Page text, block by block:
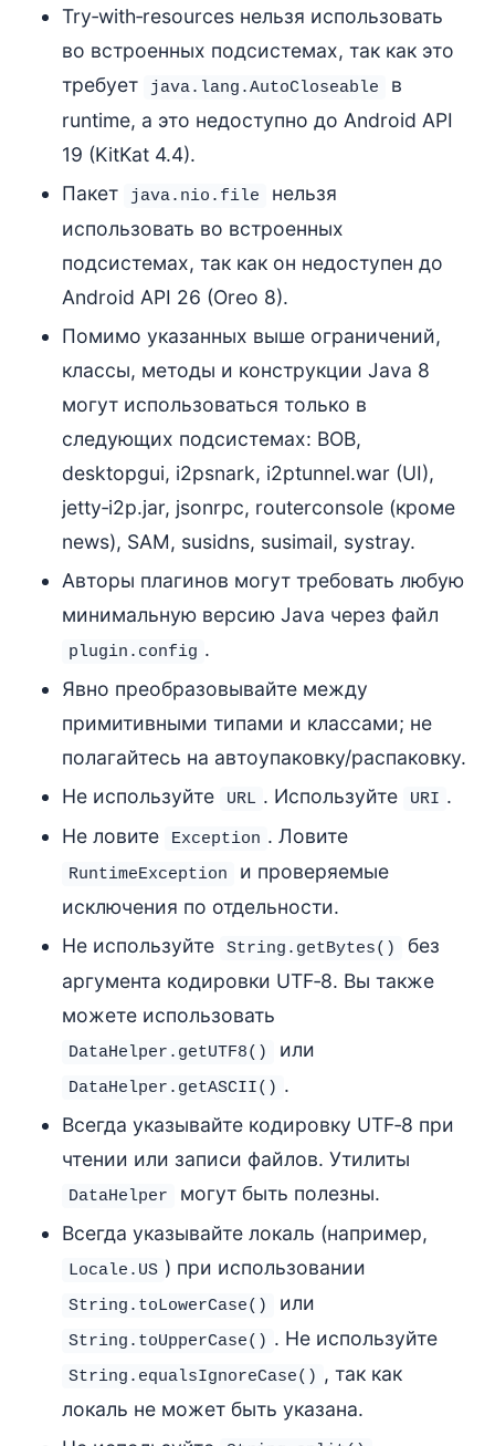
Try‑with‑resources нельзя использовать
во встроенных подсистемах, так как это
требует
java.lang.AutoCloseable
в
runtime, а это недоступно до Android API
19 (KitKat 4.4).
Пакет
java.nio.file
нельзя
использовать во встроенных
подсистемах, так как он недоступен до
Android API 26 (Oreo 8).
Помимо указанных выше ограничений,
классы, методы и конструкции Java 8
могут использоваться только в
следующих подсистемах: BOB,
desktopgui, i2psnark, i2ptunnel.war (UI),
jetty‑i2p.jar, jsonrpc, routerconsole (кроме
news), SAM, susidns, susimail, systray.
Авторы плагинов могут требовать любую
минимальную версию Java через файл
plugin.config .
Явно преобразовывайте между
примитивными типами и классами; не
полагайтесь на автоупаковку/распаковку.
Не используйте
URL . Используйте URI .
Не ловите
Exception . Ловите
RuntimeException
и проверяемые
исключения по отдельности.
Не используйте
String.getBytes()
без
аргумента кодировки UTF‑8. Вы также
можете использовать
DataHelper.getUTF8() или
DataHelper.getASCII() .
Всегда указывайте кодировку UTF‑8 при
чтении или записи файлов. Утилиты
DataHelper
могут быть полезны.
Всегда указывайте локаль (например,
Locale.US ) при использовании
String.toLowerCase() или
String.toUpperCase() . Не используйте
String.equalsIgnoreCase() , так как
локаль не может быть указана.